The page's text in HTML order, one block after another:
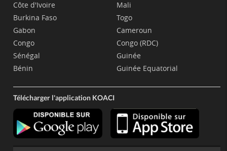
Côte d'Ivoire
Burkina Faso
Gabon
Congo
Sénégal
Bénin
Mali
Togo
Cameroun
Congo (RDC)
Guinée
Guinée Equatorial
Télécharger l'application KOACI